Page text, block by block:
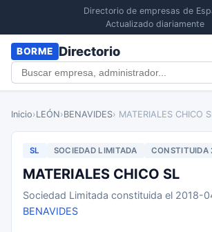
Directorio de empresas de
Actualizado diariamente
BORME Directorio
Inicio›LEÓN›BENAVIDES› MATERIALES CHICO
SL SOCIEDAD LIMITADA
MATERIALES CHICO SL
Sociedad Limitada constituida el 2018-
BENAVIDES